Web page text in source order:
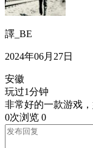
譯_BE
2024年06月27日
安徽
玩过1分钟
非常好的一款游戏
0次浏览 0